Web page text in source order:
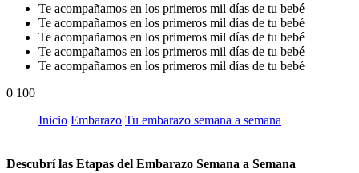
Te acompañamos en los primeros mil días de tu bebé
Te acompañamos en los primeros mil días de tu bebé
Te acompañamos en los primeros mil días de tu bebé
Te acompañamos en los primeros mil días de tu bebé
Te acompañamos en los primeros mil días de tu bebé
0 100
Inicio Embarazo Tu embarazo semana a semana
Descubrí las Etapas del Embarazo Semana a Semana